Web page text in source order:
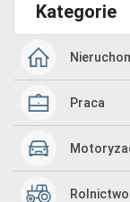
Kategorie
Praca
Rolnictwo